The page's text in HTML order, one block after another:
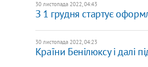
30 листопада 2022, 04:43
З 1 грудня стартує
30 листопада 2022, 04:23
Країни Бенілюксу і далі